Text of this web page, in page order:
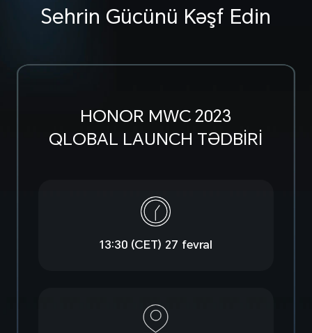
Sehrin Gücünü Kəşf Edin
HONOR MWC 2023
QLOBAL LAUNCH TƏDBİRİ
13:30 (CET) 27 fevral